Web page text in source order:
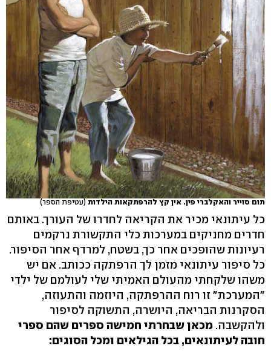
תום סוייר והאקלברי פין. אין קץ להרפתקאות הילדות (עטיפת הספר)
כל עיתונאי מכיר את הקריאה לחדרו של העורך. באותם
חדרים מחניקים במערכות כלי התקשורת נרקמים
רעיונות שהופכים אחר כך, בשטח, למרדף אחר הסיפור.
כל סיפור עיתונאי מזמן לך הרפתקה ככותב. אם יש
משהו שלקחתי מהעולם האמיתי שלי לעולמם של ילדי
"המערכת" זו רוח ההרפתקה, היוזמה והתעוזה,
הסקרנות הבריאה, היושרה, התשוקה לסיפור
ולהקשבה. מכאן שבחרתי חמישה ספרים שהם ספרי
חובה לעיתונאים, בכל הגילאים ומכל הסוגים: